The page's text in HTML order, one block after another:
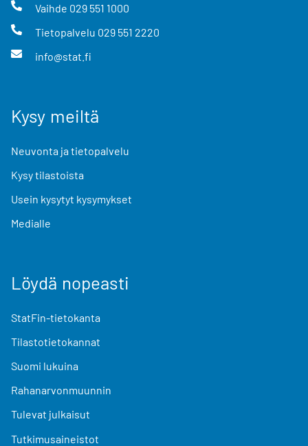
Vaihde 029 551 1000
Tietopalvelu 029 551 2220
info@stat.fi
Kysy meiltä
Neuvonta ja tietopalvelu
Kysy tilastoista
Usein kysytyt kysymykset
Medialle
Löydä nopeasti
StatFin-tietokanta
Tilastotietokannat
Suomi lukuina
Rahanarvonmuunnin
Tulevat julkaisut
Tutkimusaineistot